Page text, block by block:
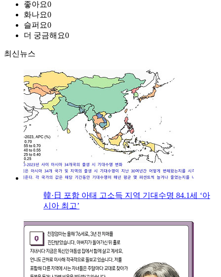
좋아요0
화나요0
슬퍼요0
더 궁금해요0
최신뉴스
韓·日 포함 아태 고소득 지역 기대수명 84.1세 ‘아
시아 최고’